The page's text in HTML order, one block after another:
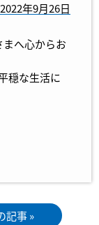
2022年9月26日
へ心からお
穏な生活に
記事 »